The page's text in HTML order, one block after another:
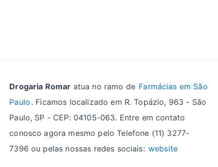
Drogaria Romar atua no ramo de Farmácias em São
Paulo . Ficamos localizado em R. Topázio, 963 - São
Paulo, SP - CEP: 04105-063. Entre em contato
conosco agora mesmo pelo Telefone (11) 3277-
7396 ou pelas nossas redes sociais: website